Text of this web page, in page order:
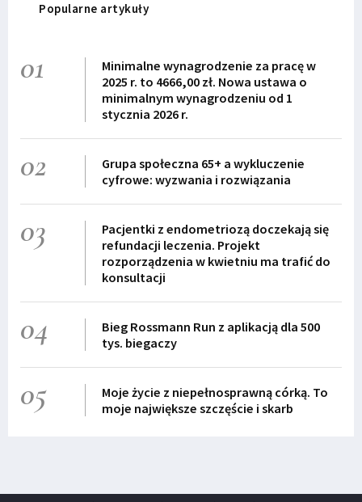
Popularne artykuły
01
Minimalne wynagrodzenie za pracę w
2025 r. to 4666,00 zł. Nowa ustawa o
minimalnym wynagrodzeniu od 1
stycznia 2026 r.
02
Grupa społeczna 65+ a wykluczenie
cyfrowe: wyzwania i rozwiązania
03
Pacjentki z endometriozą doczekają się
refundacji leczenia. Projekt
rozporządzenia w kwietniu ma trafić do
konsultacji
04
Bieg Rossmann Run z aplikacją dla 500
tys. biegaczy
05
Moje życie z niepełnosprawną córką. To
moje największe szczęście i skarb